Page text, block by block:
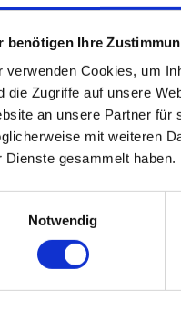
benötigen Ihre
verwenden Cookies, um
die Zugriffe auf unsere
an unsere Partner für
mit weiteren
Dienste gesammelt haben.
Notwendig
Nähe